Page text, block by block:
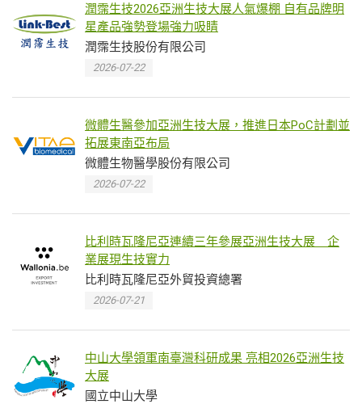
潤霈生技2026亞洲生技大展人氣爆棚 自有品牌明
星產品強勢登場強力吸睛
潤霈生技股份有限公司
2026-07-22
微體生醫參加亞洲生技大展，推進日本PoC計劃並
拓展東南亞布局
微體生物醫學股份有限公司
2026-07-22
比利時瓦隆尼亞連續三年參展亞洲生技大展 企
業展現生技實力
比利時瓦隆尼亞外貿投資總署
2026-07-21
中山大學領軍南臺灣科研成果 亮相2026亞洲生技
大展
國立中山大學